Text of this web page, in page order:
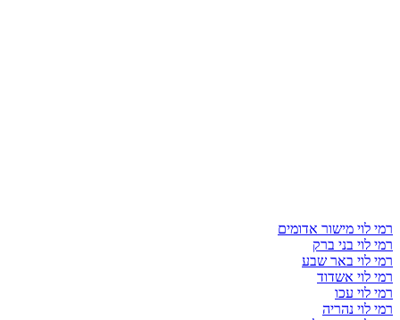
רמי לוי מישור אדומים
רמי לוי בני ברק
רמי לוי באר שבע
רמי לוי אשדוד
רמי לוי עכו
רמי לוי נהריה